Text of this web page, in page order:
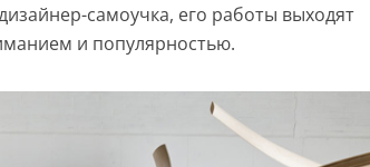
самоучка, его работы выходят
и популярностью.